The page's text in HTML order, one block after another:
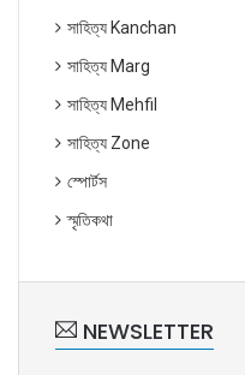
সাহিত্য Kanchan
সাহিত্য Marg
সাহিত্য Mehfil
সাহিত্য Zone
স্পোর্টস
স্মৃতিকথা
NEWSLETTER